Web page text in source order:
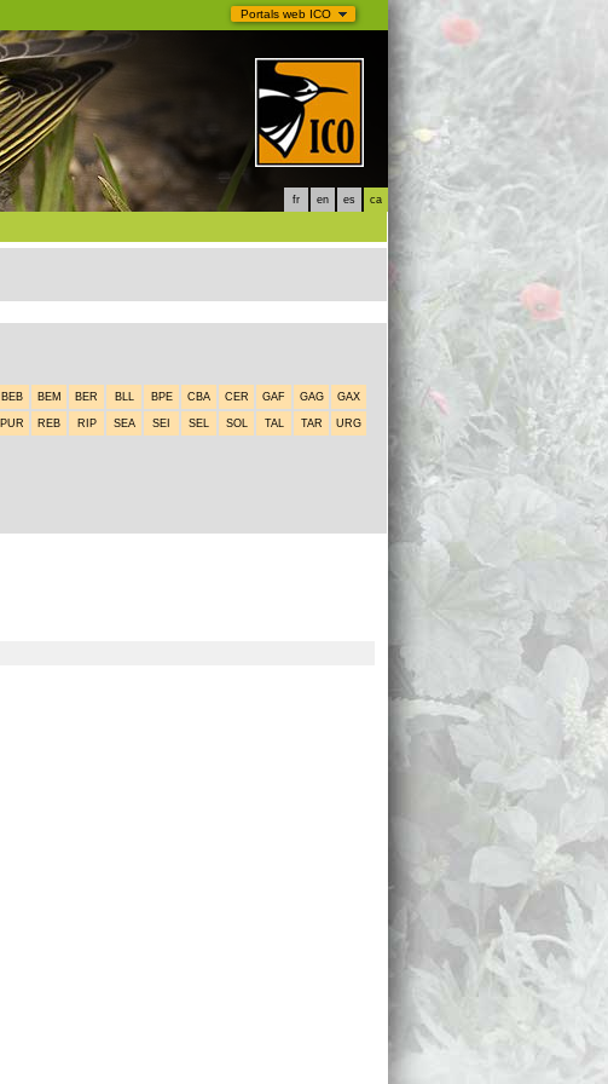
Portals web ICO
fr en es ca
BEB BEM BER BLL BPE CBA CER GAF GAG GAX
PUR REB RIP SEA SEI SEL SOL TAL TAR URG